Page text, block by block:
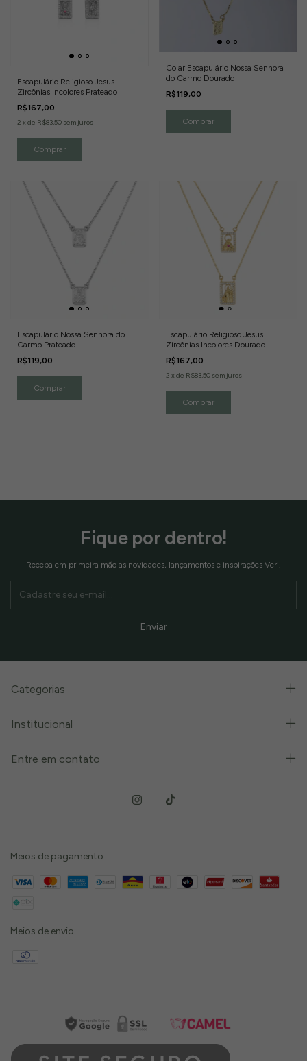
Escapulário Religioso Jesus
Zircônias Incolores Prateado
R$167,00
2 x de R$83,50 sem juros
Colar Escapulário Nossa Senhora
do Carmo Dourado
R$119,00
Escapulário Nossa Senhora do
Carmo Prateado
R$119,00
Escapulário Religioso Jesus
Zircônias Incolores Dourado
R$167,00
2 x de R$83,50 sem juros
Fique por dentro!
Receba em primeira mão as novidades, lançamentos e inspirações Veri.
Categorias
Institucional
Entre em contato
Meios de pagamento
Meios de envio